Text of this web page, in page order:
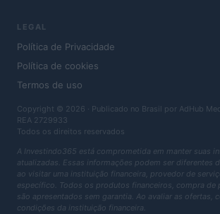
LEGAL
Política de Privacidade
Política de cookies
Termos de uso
Copyright © 2026 · Publicado no Brasil por AdHub
REA 2729933
Todos os direitos reservados
A Investindo365 está comprometida em manter suas
atualizadas. Essas informações podem ser diferentes
ao visitar uma instituição financeira, provedor de
específico. Todos os produtos financeiros, compra de
são apresentados sem garantia. Ao avaliar as ofertas,
condições da instituição financeira.